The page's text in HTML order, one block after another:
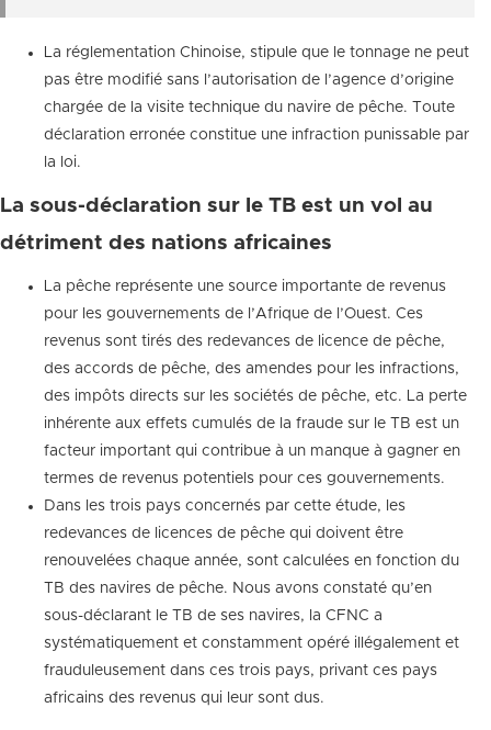
La réglementation Chinoise, stipule que le tonnage ne peut
pas être modifié sans l’autorisation de l’agence d’origine
chargée de la visite technique du navire de pêche. Toute
déclaration erronée constitue une infraction punissable par
la loi.
La sous-déclaration sur le TB est un vol au
détriment des nations africaines
La pêche représente une source importante de revenus
pour les gouvernements de l’Afrique de l’Ouest. Ces
revenus sont tirés des redevances de licence de pêche,
des accords de pêche, des amendes pour les infractions,
des impôts directs sur les sociétés de pêche, etc. La perte
inhérente aux effets cumulés de la fraude sur le TB est un
facteur important qui contribue à un manque à gagner en
termes de revenus potentiels pour ces gouvernements.
Dans les trois pays concernés par cette étude, les
redevances de licences de pêche qui doivent être
renouvelées chaque année, sont calculées en fonction du
TB des navires de pêche. Nous avons constaté qu’en
sous-déclarant le TB de ses navires, la CFNC a
systématiquement et constamment opéré illégalement et
frauduleusement dans ces trois pays, privant ces pays
africains des revenus qui leur sont dus.